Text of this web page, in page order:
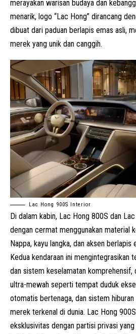
merayakan warisan budaya dan
menarik, logo “Lac Hong” dirancang
dibuat dari paduan berlapis emas asli,
merek yang unik dan canggih.
Lac Hong 900S Interior
Di dalam kabin, Lac Hong 800S dan
dengan cermat menggunakan material
Nappa, kayu langka, dan aksen berlapis
Kedua kendaraan ini mengintegrasikan
dan sistem keselamatan komprehensif,
ultra-mewah seperti tempat duduk
otomatis bertenaga, dan sistem
merek terkenal di dunia. Lac Hong
eksklusivitas dengan partisi privasi